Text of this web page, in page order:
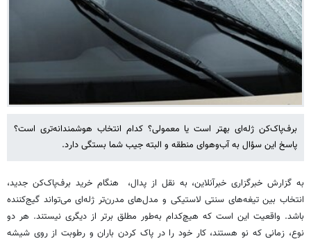
برف‌پاک‌کن ژله‌ای بهتر است یا معمولی؟ کدام انتخاب هوشمندانه‌تری است؟
پاسخ این سؤال به آب‌وهوای منطقه و البته جیب شما بستگی دارد.
به گزارش خبرگزاری خبرآنلاین، به نقل از پدال، هنگام خرید برف‌پاک‌کن جدید،
انتخاب بین تیغه‌های سنتی لاستیکی و مدل‌های مدرن‌تر ژله‌ای می‌تواند گیج‌کننده
باشد. واقعیت این است که هیچ‌کدام به‌طور مطلق برتر از دیگری نیستند. هر دو
نوع، زمانی که نو هستند، کار خود را در پاک کردن باران و رطوبت از روی شیشه